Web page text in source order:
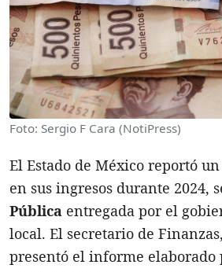
Foto: Sergio F Cara (NotiPress)
El Estado de México reportó
en sus ingresos durante 2024,
Pública entregada por el
local. El secretario de Finanzas,
presentó el informe elaborado